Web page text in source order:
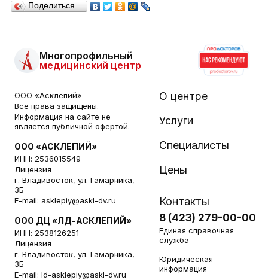
Поделиться…
Многопрофильный
медицинский центр
ООО «Асклепий»
Все права защищены.
Информация на сайте не
является публичной офертой.
ООО «АСКЛЕПИЙ»
ИНН: 2536015549
Лицензия
г. Владивосток, ул. Гамарника,
3Б
E-mail: asklepiy@askl-dv.ru
ООО ДЦ «ЛД-АСКЛЕПИЙ»
ИНН: 2538126251
Лицензия
г. Владивосток, ул. Гамарника,
3Б
E-mail: ld-asklepiy@askl-dv.ru
О центре
Услуги
Специалисты
Цены
Контакты
8 (423) 279-00-00
Единая справочная
служба
Юридическая
информация